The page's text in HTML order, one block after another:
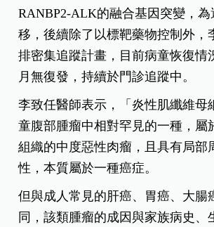
RANBP2-ALK的融合基因突變，
移，後續除了以標靶藥物控制外，
排密集追蹤計畫，目前病童恢復情
月無復發，持續於門診追蹤中。
李致任醫師表示，「炎性肌纖維母
童腹部腫瘤中相對罕見的一種，屬
組織的中度惡性肉瘤，且具有局部
性，本質屬於一種癌症。
但與成人常見的肝癌、胃癌、大腸
同，該類腫瘤的成因與家族病史、